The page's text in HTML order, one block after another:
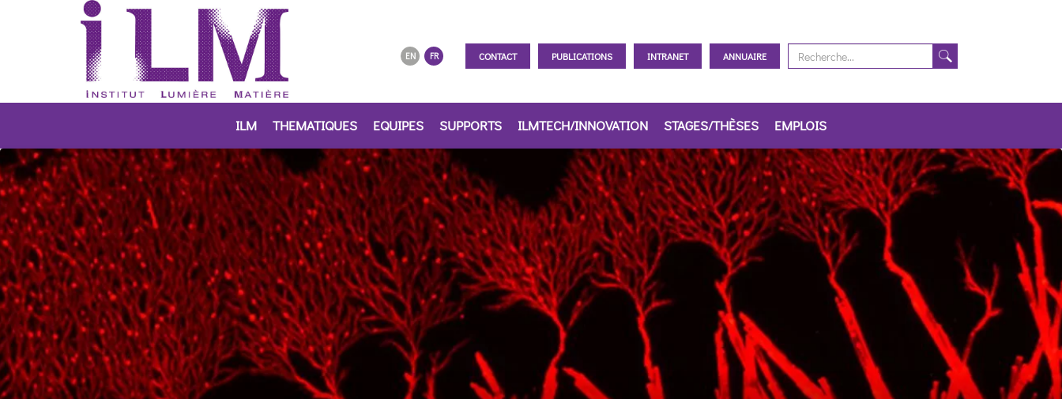
FR
EN CONTACT PUBLICATIONS INTRANET ANNUAIRE
ILM THEMATIQUES EQUIPES SUPPORTS ILMTECH/INNOVATION STAGES/THÈSES EMPLOIS